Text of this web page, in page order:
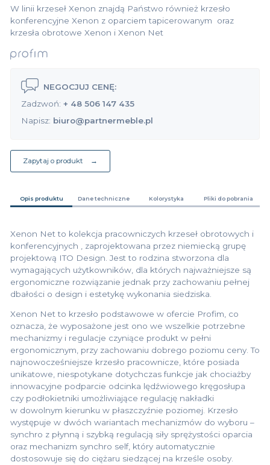
W linii krzeseł Xenon znajdą Państwo również krzesło
konferencyjne Xenon z oparciem tapicerowanym oraz
krzesła obrotowe Xenon i Xenon Net
NEGOCJUJ CENĘ:
Zadzwoń: + 48 506 147 435
Napisz: biuro@partnermeble.pl
Zapytaj o produkt
Opis produktu Dane techniczne Kolorystyka Pliki do pobrania
Xenon Net to kolekcja pracowniczych krzeseł obrotowych i
konferencyjnych , zaprojektowana przez niemiecką grupę
projektową ITO Design. Jest to rodzina stworzona dla
wymagających użytkowników, dla których najważniejsze są
ergonomiczne rozwiązanie jednak przy zachowaniu pełnej
dbałości o design i estetykę wykonania siedziska.
Xenon Net to krzesło podstawowe w ofercie Profim, co
oznacza, że wyposażone jest ono we wszelkie potrzebne
mechanizmy i regulacje czyniące produkt w pełni
ergonomicznym, przy zachowaniu dobrego poziomu ceny. To
najnowocześniejsze krzesło pracownicze, które posiada
unikatowe, niespotykane dotychczas funkcje jak chociażby
innowacyjne podparcie odcinka lędźwiowego kręgosłupa
czy podłokietniki umożliwiające regulację nakładki
w dowolnym kierunku w płaszczyźnie poziomej. Krzesło
występuje w dwóch wariantach mechanizmów do wyboru –
synchro z płynną i szybką regulacją siły sprężystości oparcia
oraz mechanizm synchro self, który automatycznie
dostosowuje się do ciężaru siedzącej na krześle osoby.